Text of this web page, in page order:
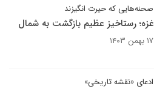
صحنه‌هایی که حیرت انگیزند
غزه؛ رستاخیز عظیم بازگشت به شمال
۱۷ بهمن ۱۴۰۳
ادعای «نقشه تاریخی»